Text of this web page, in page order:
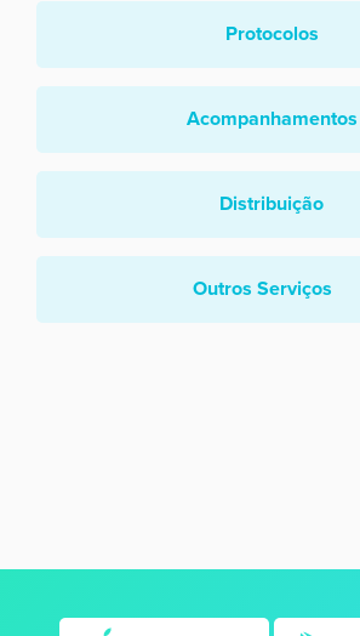
Protocolos
Acompanhamentos
Distribuição
Outros Serviços